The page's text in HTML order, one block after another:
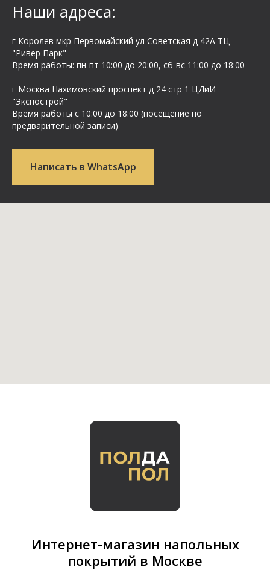
Наши адреса:
г Королев мкр Первомайский ул Cоветская д 42А ТЦ
"Ривер Парк"
Время работы: пн-пт 10:00 до 20:00, сб-вс 11:00 до 18:00
г Москва Нахимовский проспект д 24 стр 1 ЦДиИ
"Экспострой"
Время работы с 10:00 до 18:00 (посещение по
предварительной записи)
Написать в WhatsApp
Интернет-магазин напольных
покрытий в Москве